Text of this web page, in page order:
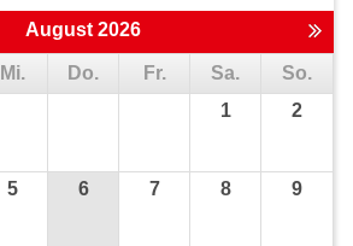
August 2026
Mi. Do. Fr. Sa.
So.
1
2
5 6 7 8 9